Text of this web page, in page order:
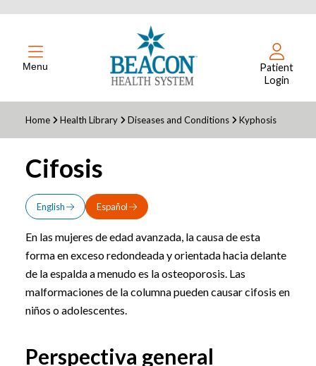
Menu
Patient
Login
Home Health Library Diseases and Conditions Kyphosis
Cifosis
English Español
En las mujeres de edad avanzada, la causa de esta
forma en exceso redondeada y orientada hacia delante
de la espalda a menudo es la osteoporosis. Las
malformaciones de la columna pueden causar cifosis en
niños o adolescentes.
Perspectiva general